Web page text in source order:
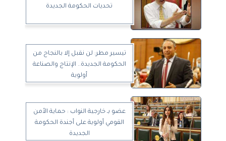
تحديات الحكومة الجديدة
تيسير مطر: لن نقبل إلا بالنجاح من
الحكومة الجديدة.. الإنتاج والصناعة
أولوية
عضو بـ خارجية النواب : حماية الأمن
القومي أولوية على أجندة الحكومة
الجديدة